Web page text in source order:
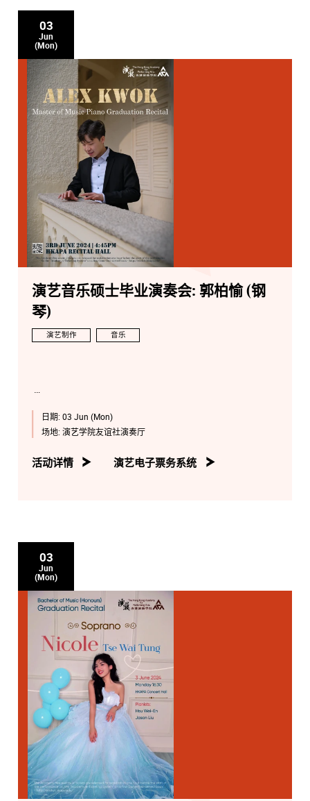
03
Jun
(Mon)
演艺音乐硕士毕业演奏会: 郭柏愉 (钢
琴)
演艺制作 音乐
日期: 03 Jun (Mon)
场地: 演艺学院友谊社演奏厅
活动详情 演艺电子票务系统
03
Jun
(Mon)